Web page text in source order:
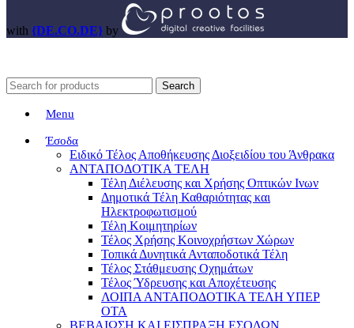
with {DE.CO.DE} by
Search
Menu
Έσοδα
Ειδικό Τέλος Αποθήκευσης Διοξειδίου του Άνθρακα
ΑΝΤΑΠΟΔΟΤΙΚΑ ΤΕΛΗ
Τέλη Διέλευσης και Χρήσης Οπτικών Ινων
Δημοτικά Τέλη Καθαριότητας και
Ηλεκτροφωτισμού
Τέλη Κοιμητηρίων
Τέλος Χρήσης Κοινοχρήστων Χώρων
Τοπικά Δυνητικά Ανταποδοτικά Τέλη
Τέλος Στάθμευσης Οχημάτων
Τέλος Ύδρευσης και Αποχέτευσης
ΛΟΙΠΑ ΑΝΤΑΠΟΔΟΤΙΚΑ ΤΕΛΗ ΥΠΕΡ
ΟΤΑ
ΒΕΒΑΙΩΣΗ ΚΑΙ ΕΙΣΠΡΑΞΗ ΕΣΟΔΩΝ